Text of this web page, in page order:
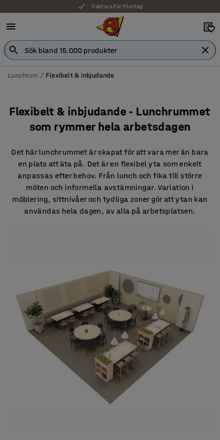
7 års garanti
Lunchrum Flexibelt & inbjudande
Flexibelt & inbjudande - Lunchrummet
som rymmer hela arbetsdagen
Det här lunchrummet är skapat för att vara mer än bara
en plats att äta på. Det är en flexibel yta som enkelt
anpassas efter behov. Från lunch och fika till större
möten och informella avstämningar. Variation i
möblering, sittnivåer och tydliga zoner gör att ytan kan
användas hela dagen, av alla på arbetsplatsen.